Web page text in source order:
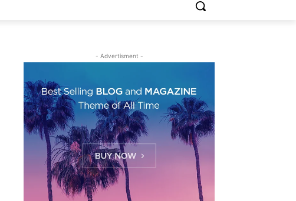
- Advertisment -